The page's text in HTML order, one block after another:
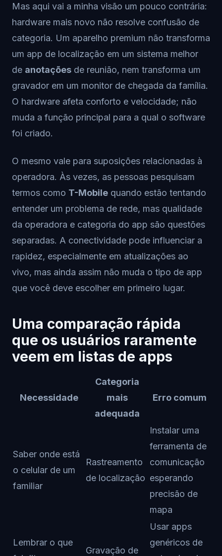
Mas aqui vai a minha visão um pouco contrária:
hardware mais novo não resolve confusão de
categoria. Um aparelho premium não transforma
um app de localização em um sistema melhor
de anotações de reunião, nem transforma um
gravador em um monitor de chegada da família.
O hardware afeta conforto e velocidade; não
muda a função principal para a qual o software
foi criado.
O mesmo vale para suposições relacionadas à
operadora. Às vezes, as pessoas pesquisam
termos como T-Mobile quando estão tentando
entender um problema de rede, mas qualidade
da operadora e categoria do app são questões
separadas. A conectividade pode influenciar a
rapidez, especialmente em atualizações ao
vivo, mas ainda assim não muda o tipo de app
que você deve escolher em primeiro lugar.
Uma comparação rápida
que os usuários raramente
veem em listas de apps
Necessidade
Categoria
mais
adequada
Erro comum
Saber onde está
o celular de um
familiar
Rastreamento
de localização
Instalar uma
ferramenta de
comunicação
esperando
precisão de
mapa
Lembrar o que
Gravação de
Usar apps
genéricos de